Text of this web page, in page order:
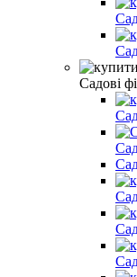
Садові